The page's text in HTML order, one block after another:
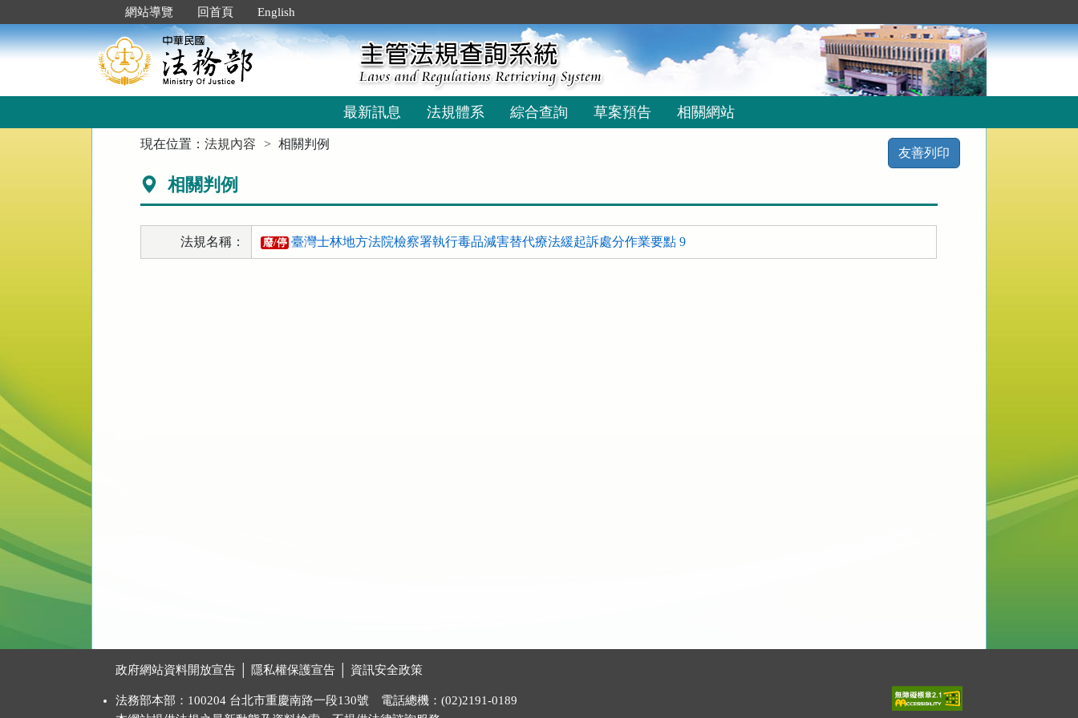
到
主
要
網站導覽 回首頁 English
最新訊息 法規體系 綜合查詢 草案預告 相關網站
現在位置：法規內容 相關判例
友善列印
相關判例
法規名稱： 廢/停 臺灣士林地方法院檢察署執行毒品減害替代療法緩起訴處分作業要點 9
政府網站資料開放宣告 隱私權保護宣告 資訊安全政策
法務部本部：100204 台北市重慶南路一段130號 電話總機：(02)2191-0189